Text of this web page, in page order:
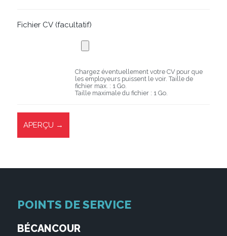
Fichier CV (facultatif)
Chargez éventuellement votre CV pour que
les employeurs puissent le voir. Taille de
fichier max. : 1 Go.
Taille maximale du fichier : 1 Go.
POINTS DE SERVICE
BÉCANCOUR